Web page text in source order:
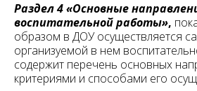
Раздел 4 «Основные
воспитательнойработы»,
образом в ДОУ осуществляется
организуемой в нем
содержит перечень основных
критериями и способами его